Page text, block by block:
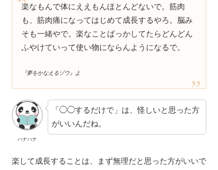
楽なもんで体にええもんほとんどないで。筋肉
も、筋肉痛になってはじめて成長するやろ。脳み
そも一緒やで。楽なことばっかしてたらどんどん
ふやけていって使い物にならんようになるで。
『夢をかなえるゾウ』よ
ハナハナ
「◯◯するだけで」は、怪しいと思った方
がいいんだね。
楽して成長することは、まず無理だと思った方がいいで